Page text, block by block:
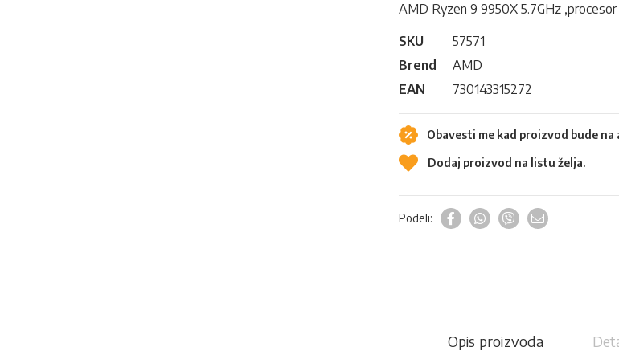
AMD Ryzen 9 9950X 5.7GHz ,procesor
SKU
57571
Brend
AMD
EAN
730143315272
Obavesti me kad proizvod bude na
Dodaj proizvod na listu želja.
Podeli:
Opis proizvoda